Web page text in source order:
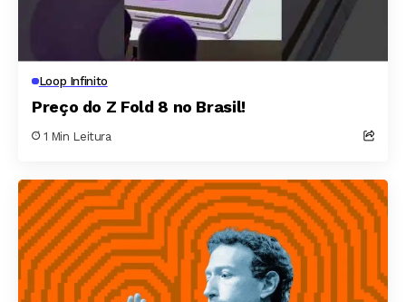
Loop Infinito
Preço do Z Fold 8 no Brasil!
1 Min Leitura